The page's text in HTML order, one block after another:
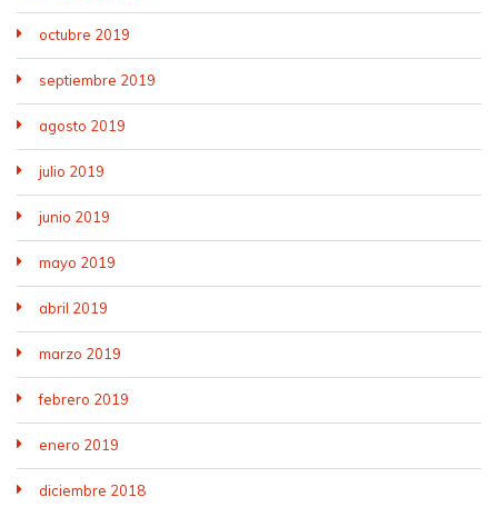
octubre 2019
septiembre 2019
agosto 2019
julio 2019
junio 2019
mayo 2019
abril 2019
marzo 2019
febrero 2019
enero 2019
diciembre 2018